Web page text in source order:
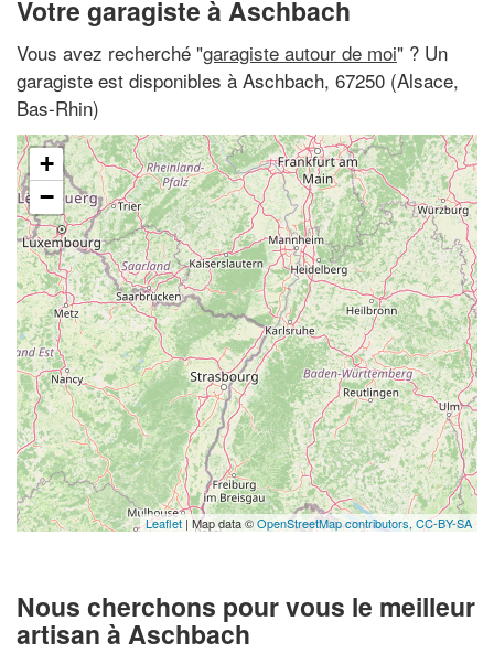
Votre garagiste à Aschbach
Vous avez recherché "garagiste autour de moi" ? Un
garagiste est disponibles à Aschbach, 67250 (Alsace,
Bas-Rhin)
+
−
Leaflet | Map data ©OpenStreetMap contributors, CC-BY-SA
Nous cherchons pour vous le meilleur
artisan à Aschbach